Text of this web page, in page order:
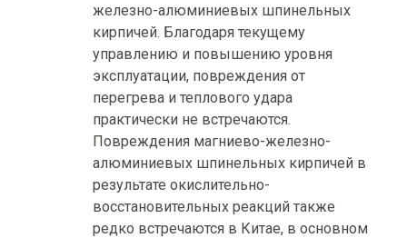
железно-алюминиевых шпинельных
кирпичей. Благодаря текущему
управлению и повышению уровня
эксплуатации, повреждения от
перегрева и теплового удара
практически не встречаются.
Повреждения магниево-железно-
алюминиевых шпинельных кирпичей в
результате окислительно-
восстановительных реакций также
редко встречаются в Китае, в основном